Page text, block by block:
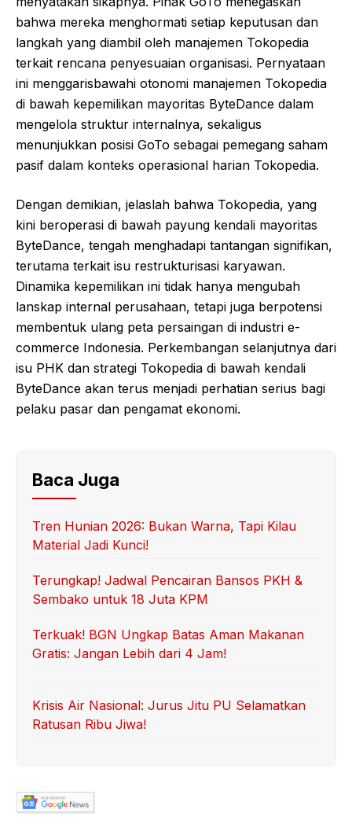
bahwa mereka menghormati setiap keputusan dan
langkah yang diambil oleh manajemen Tokopedia
terkait rencana penyesuaian organisasi. Pernyataan
ini menggarisbawahi otonomi manajemen Tokopedia
di bawah kepemilikan mayoritas ByteDance dalam
mengelola struktur internalnya, sekaligus
menunjukkan posisi GoTo sebagai pemegang saham
pasif dalam konteks operasional harian Tokopedia.
Dengan demikian, jelaslah bahwa Tokopedia, yang
kini beroperasi di bawah payung kendali mayoritas
ByteDance, tengah menghadapi tantangan signifikan,
terutama terkait isu restrukturisasi karyawan.
Dinamika kepemilikan ini tidak hanya mengubah
lanskap internal perusahaan, tetapi juga berpotensi
membentuk ulang peta persaingan di industri e-
commerce Indonesia. Perkembangan selanjutnya dari
isu PHK dan strategi Tokopedia di bawah kendali
ByteDance akan terus menjadi perhatian serius bagi
pelaku pasar dan pengamat ekonomi.
Baca Juga
Tren Hunian 2026: Bukan Warna, Tapi Kilau
Material Jadi Kunci!
Terungkap! Jadwal Pencairan Bansos PKH &
Sembako untuk 18 Juta KPM
Terkuak! BGN Ungkap Batas Aman Makanan
Gratis: Jangan Lebih dari 4 Jam!
Krisis Air Nasional: Jurus Jitu PU Selamatkan
Ratusan Ribu Jiwa!